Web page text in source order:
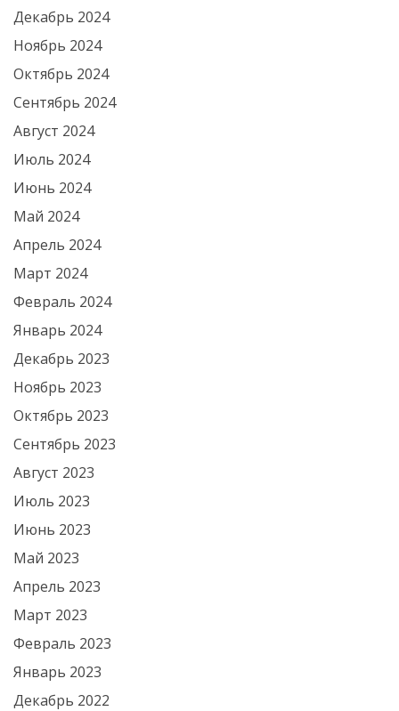
Декабрь 2024
Ноябрь 2024
Октябрь 2024
Сентябрь 2024
Август 2024
Июль 2024
Июнь 2024
Май 2024
Апрель 2024
Март 2024
Февраль 2024
Январь 2024
Декабрь 2023
Ноябрь 2023
Октябрь 2023
Сентябрь 2023
Август 2023
Июль 2023
Июнь 2023
Май 2023
Апрель 2023
Март 2023
Февраль 2023
Январь 2023
Декабрь 2022